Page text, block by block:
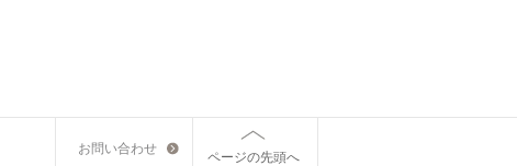
お問い合わせ
ページの先頭へ